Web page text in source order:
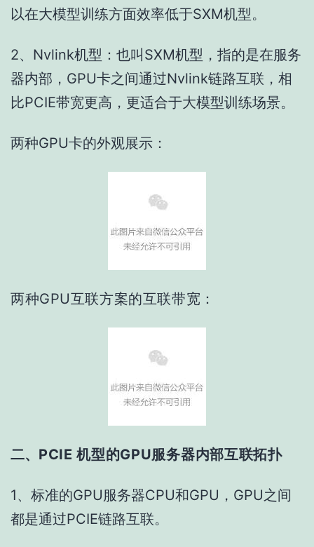
以在大模型训练方面效率低于SXM机型。
2、Nvlink机型：也叫SXM机型，指的是在服务
器内部，GPU卡之间通过Nvlink链路互联，相
比PCIE带宽更高，更适合于大模型训练场景。
两种GPU卡的外观展示：
两种GPU互联方案的互联带宽：
二、 PCIE 机型的GPU服务器内部互联拓扑
1、标准的GPU服务器CPU和GPU，GPU之间
都是通过PCIE链路互联。